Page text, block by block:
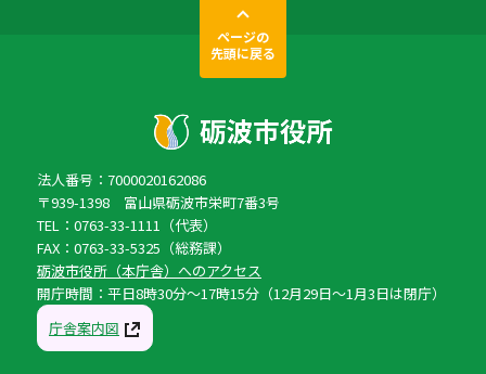
ページの
先頭に戻る
法人番号：7000020162086
〒939-1398 富山県砺波市栄町7番3号
TEL：0763-33-1111（代表）
FAX：0763-33-5325（総務課）
砺波市役所（本庁舎）へのアクセス
開庁時間：平日8時30分〜17時15分（12月29日〜1月3日は閉庁）
庁舎案内図